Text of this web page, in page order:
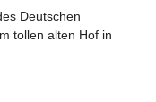
Deutschen
tollen alten Hof in